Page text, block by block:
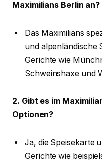
Maximilians Berlin an?
Das Maximilians
und alpenländische
Gerichte wie
Schweinshaxe und
2. Gibt es im
Optionen?
Ja, die Speisekarte
Gerichte wie